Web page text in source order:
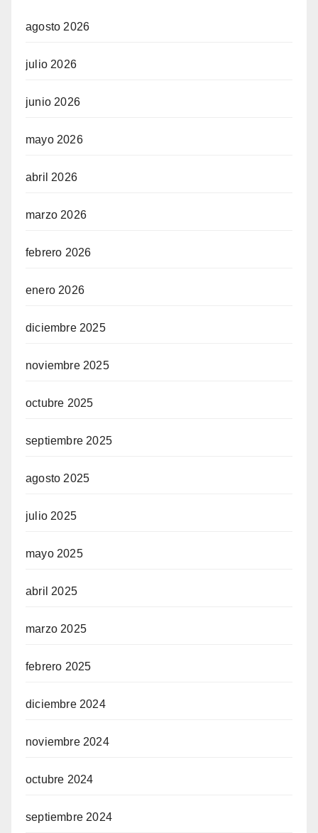
agosto 2026
julio 2026
junio 2026
mayo 2026
abril 2026
marzo 2026
febrero 2026
enero 2026
diciembre 2025
noviembre 2025
octubre 2025
septiembre 2025
agosto 2025
julio 2025
mayo 2025
abril 2025
marzo 2025
febrero 2025
diciembre 2024
noviembre 2024
octubre 2024
septiembre 2024